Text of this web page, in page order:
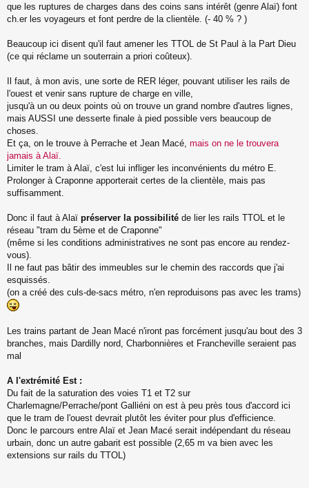
que les ruptures de charges dans des coins sans intérêt (genre Alaï) font
ch.er les voyageurs et font perdre de la clientèle. (- 40 % ? )
Beaucoup ici disent qu'il faut amener les TTOL de St Paul à la Part Dieu
(ce qui réclame un souterrain a priori coûteux).
Il faut, à mon avis, une sorte de RER léger, pouvant utiliser les rails de
l'ouest et venir sans rupture de charge en ville,
jusqu'à un ou deux points où on trouve un grand nombre d'autres lignes,
mais AUSSI une desserte finale à pied possible vers beaucoup de
choses.
Et ça, on le trouve à Perrache et Jean Macé, mais on ne le trouvera
jamais à Alaï.
Limiter le tram à Alaï, c'est lui infliger les inconvénients du métro E.
Prolonger à Craponne apporterait certes de la clientèle, mais pas
suffisamment.
Donc il faut à Alaï préserver la possibilité de lier les rails TTOL et le
réseau "tram du 5ème et de Craponne"
(même si les conditions administratives ne sont pas encore au rendez-
vous).
Il ne faut pas bâtir des immeubles sur le chemin des raccords que j'ai
esquissés.
(on a créé des culs-de-sacs métro, n'en reproduisons pas avec les trams)
Les trains partant de Jean Macé n'iront pas forcément jusqu'au bout des 3
branches, mais Dardilly nord, Charbonnières et Francheville seraient pas
mal
A l'extrémité Est :
Du fait de la saturation des voies T1 et T2 sur
Charlemagne/Perrache/pont Galliéni on est à peu près tous d'accord ici
que le tram de l'ouest devrait plutôt les éviter pour plus d'efficience.
Donc le parcours entre Alaï et Jean Macé serait indépendant du réseau
urbain, donc un autre gabarit est possible (2,65 m va bien avec les
extensions sur rails du TTOL)